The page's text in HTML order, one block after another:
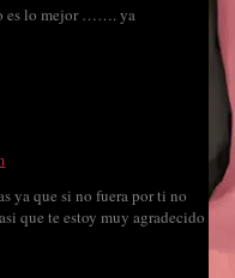
es lo mejor ……. ya
ya que si no fuera por ti no
que te estoy muy agradecido